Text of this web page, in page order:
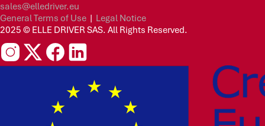
sales@elledriver.eu
General Terms of Use | Legal Notice
2025 © ELLE DRIVER SAS. All Rights Reserved.